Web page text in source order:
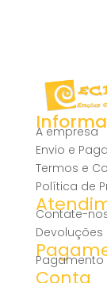
A empresa
Envio e
Termos e
Política de
Contate-
Devoluções
Pagamento
Conta